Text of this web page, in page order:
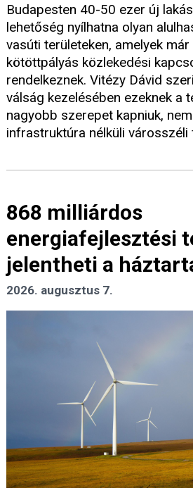
Budapesten 40-50 ezer új
lehetőség nyílhatna olyan
vasúti területeken, amelyek
kötöttpályás közlekedési
rendelkeznek. Vitézy Dávid
válság kezelésében ezeknek a
nagyobb szerepet kapniuk,
infrastruktúra nélküli városszéli
868 milliárdos
energiafejlesztési
jelentheti a
2026. augusztus 7.